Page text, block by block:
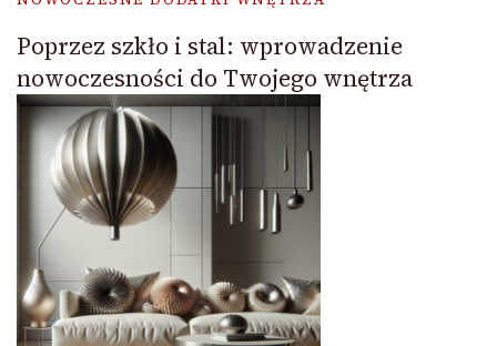
Poprzez szkło i stal: wprowadzenie
nowoczesności do Twojego wnętrza